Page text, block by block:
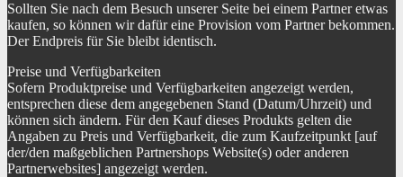
Sollten Sie nach dem Besuch unserer Seite bei einem Partner etwas
kaufen, so können wir dafür eine Provision vom Partner bekommen.
Der Endpreis für Sie bleibt identisch.
Preise und Verfügbarkeiten
Sofern Produktpreise und Verfügbarkeiten angezeigt werden,
entsprechen diese dem angegebenen Stand (Datum/Uhrzeit) und
können sich ändern. Für den Kauf dieses Produkts gelten die
Angaben zu Preis und Verfügbarkeit, die zum Kaufzeitpunkt [auf
der/den maßgeblichen Partnershops Website(s) oder anderen
Partnerwebsites] angezeigt werden.